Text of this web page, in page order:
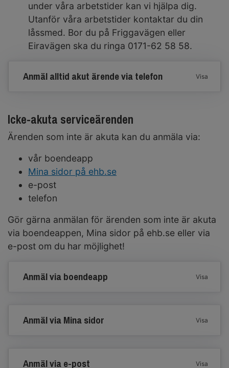
under våra arbetstider kan vi hjälpa dig.
Utanför våra arbetstider kontaktar du din
låssmed. Bor du på Friggavägen eller
Eiravägen ska du ringa 0171-62 58 58.
Anmäl alltid akut ärende via telefon Visa
Icke-akuta serviceärenden
Ärenden som inte är akuta kan du anmäla via:
vår boendeapp
Mina sidor på ehb.se
e-post
telefon
Gör gärna anmälan för ärenden som inte är akuta
via boendeappen, Mina sidor på ehb.se eller via
e-post om du har möjlighet!
Anmäl via boendeapp Visa
Anmäl via Mina sidor Visa
Anmäl via e-post Visa